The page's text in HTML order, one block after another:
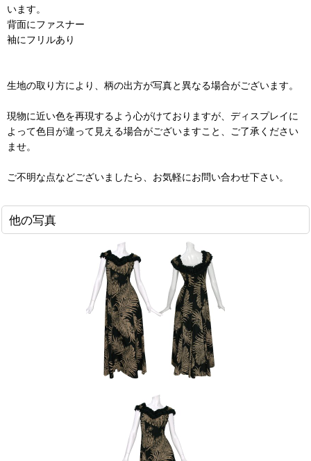
います。
背面にファスナー
袖にフリルあり
生地の取り方により、柄の出方が写真と異なる場合がございます。
現物に近い色を再現するよう心がけておりますが、ディスプレイに
よって色目が違って見える場合がございますこと、ご了承ください
ませ。
ご不明な点などございましたら、お気軽にお問い合わせ下さい。
他の写真